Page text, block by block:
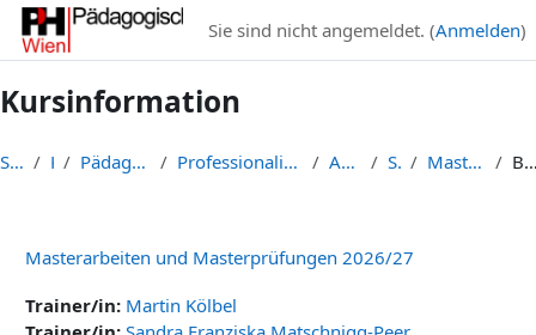
Zum Hauptinhalt
Sie sind nicht angemeldet. (Anmelden)
Kursinformation
Startseite Kurse Pädagogische Hochschule Wien Professionalisierung im Bereich Elementar- und Pri... Ausbildung (IEP) Sonstiges Masterarbeit und -prüfung
Masterarbeiten und Masterprüfungen 2026/27
Trainer/in: Martin Kölbel